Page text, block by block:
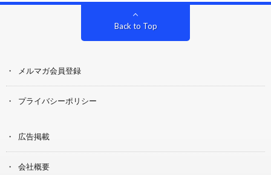
Back to Top
メルマガ会員登録
プライバシーポリシー
広告掲載
会社概要